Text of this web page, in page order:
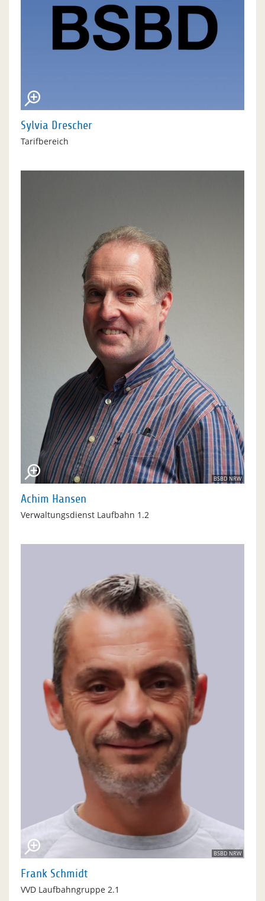
Sylvia Drescher
Tarifbereich
BSBD NRW
Achim Hansen
Verwaltungsdienst Laufbahn 1.2
BSBD NRW
Frank Schmidt
VVD Laufbahngruppe 2.1